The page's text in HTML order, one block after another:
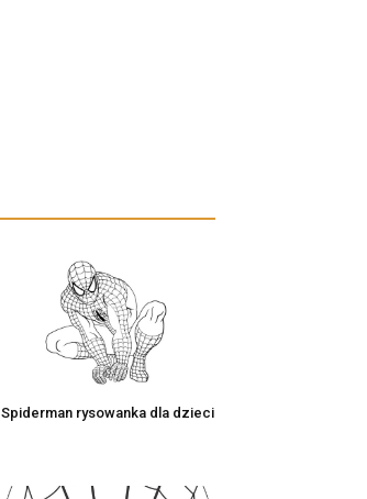
Spiderman rysowanka dla dzieci